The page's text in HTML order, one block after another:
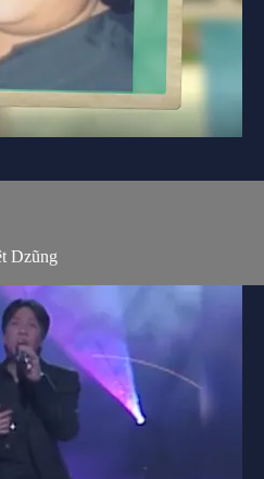
Dzũng